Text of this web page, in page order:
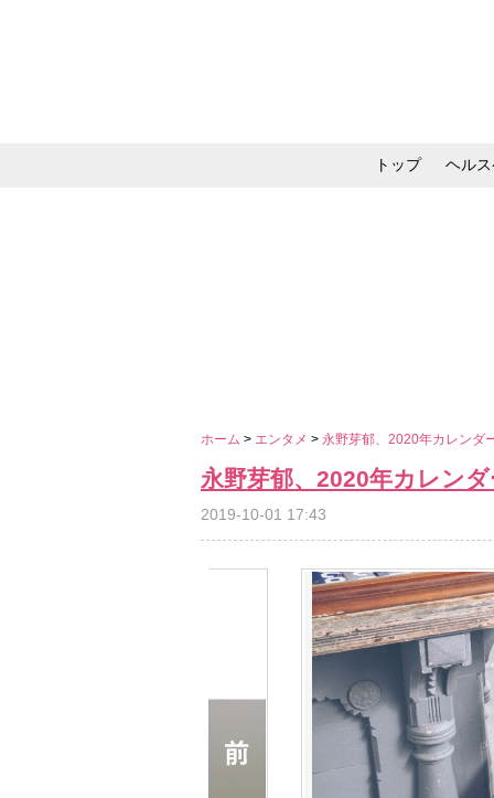
トップ ヘル
ホーム > エンタメ > 永野芽郁、2020年カレン
永野芽郁、2020年カレン
2019-10-01 17:43